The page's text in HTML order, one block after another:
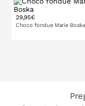
29,95€
Choco fondue Marie Boska